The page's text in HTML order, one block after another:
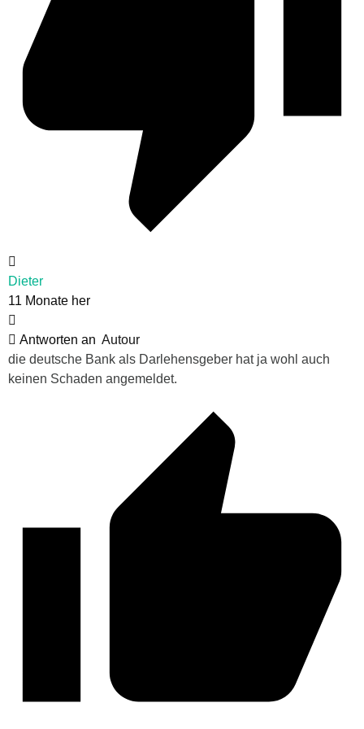
Dieter
11 Monate her
Antworten an Autour
die deutsche Bank als Darlehensgeber hat ja wohl auch
keinen Schaden angemeldet.